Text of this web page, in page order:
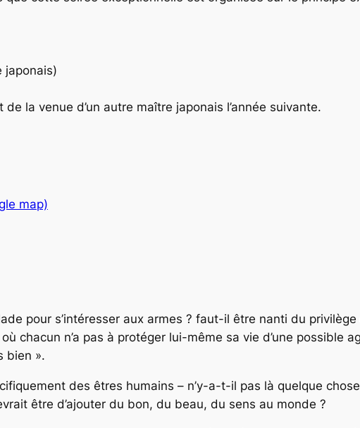
japonais)
la venue d’un autre maître japonais l’année suivante.
map)
pour s’intéresser aux armes ? faut-il être nanti du
chacun n’a pas à protéger lui-même sa vie d’une possible
bien ».
des êtres humains – n’y-a-t-il pas là quelque
être d’ajouter du bon, du beau, du sens au monde ?